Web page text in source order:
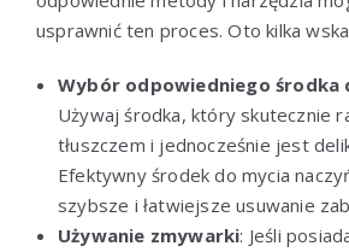
usprawnić ten proces. Oto kilka
Wybór odpowiedniego środka
Używaj środka, który skutecznie
tłuszczem i jednocześnie jest
Efektywny środek do mycia
szybsze i łatwiejsze usuwanie
Używanie zmywarki: Jeśli